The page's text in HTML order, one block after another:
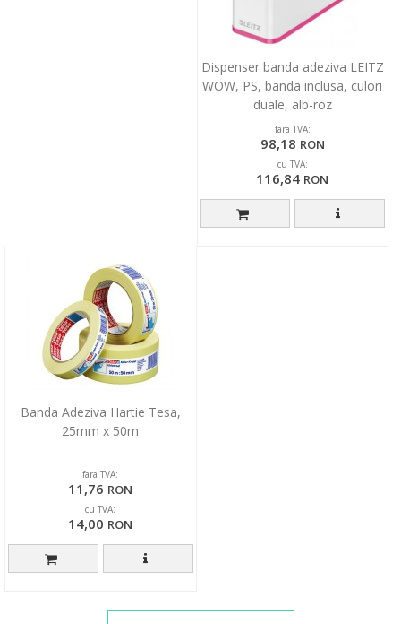
Dispenser banda adeziva LEITZ
WOW, PS, banda inclusa, culori
duale, alb-roz
fara TVA:
98,18 RON
cu TVA:
116,84 RON
Banda Adeziva Hartie Tesa,
25mm x 50m
fara TVA:
11,76 RON
cu TVA:
14,00 RON